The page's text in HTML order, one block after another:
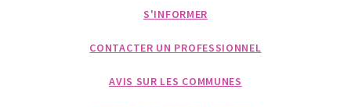
S'INFORMER
CONTACTER UN PROFESSIONNEL
AVIS SUR LES COMMUNES